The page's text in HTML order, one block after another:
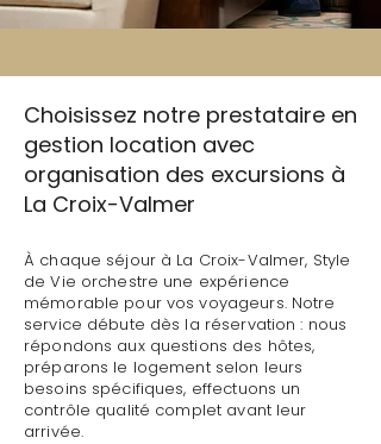
Choisissez notre prestataire en
gestion location avec
organisation des excursions à
La Croix-Valmer
À chaque séjour à La Croix-Valmer, Style
de Vie orchestre une expérience
mémorable pour vos voyageurs. Notre
service débute dès la réservation : nous
répondons aux questions des hôtes,
préparons le logement selon leurs
besoins spécifiques, effectuons un
contrôle qualité complet avant leur
arrivée.